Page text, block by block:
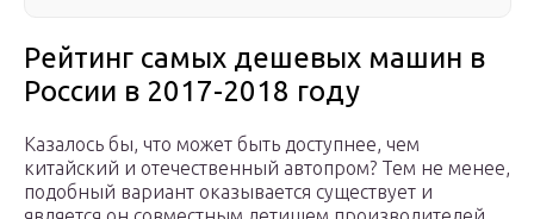
Рейтинг самых дешевых машин в
России в 2017-2018 году
Казалось бы, что может быть доступнее, чем
китайский и отечественный автопром? Тем не менее,
подобный вариант оказывается существует и